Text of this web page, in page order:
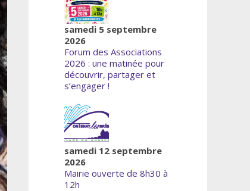
samedi 5 septembre
2026
Forum des Associations
2026 : une matinée pour
découvrir, partager et
s’engager !
samedi 12 septembre
2026
Mairie ouverte de 8h30 à
12h